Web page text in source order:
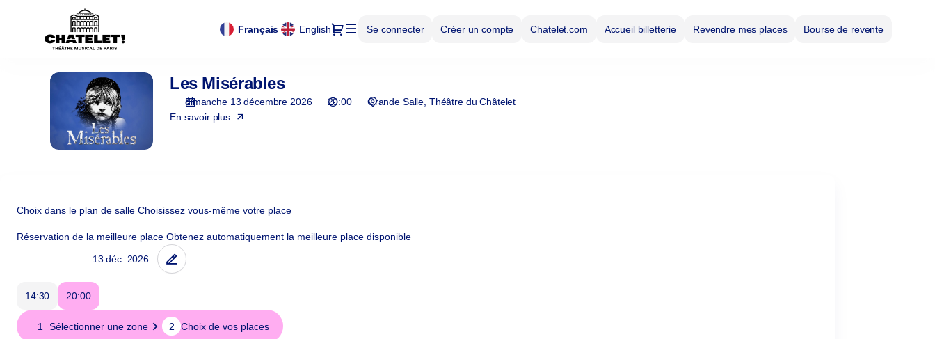
LangueFrançais English Dialogue
Se connecter Créer un compte Chatelet.com Accueil billetterie Revendre mes places Bourse de revente
Misérables]
Théâtre
Les
Misérables
Les Misérables
dimanche 13 décembre 2026 20:00 Grande Salle Théâtre du Châtelet
En savoir plus
Choix dans le plan de salle Choisissez vous-même votre place
Réservation de la meilleure place Obtenez automatiquement la meilleure place disponible
14:30
20:00
Choix
dans
1 Sélectionner une zone 2 Choix de vos places
Panneau de gestion des cookies
Panneau de gestion des cookies